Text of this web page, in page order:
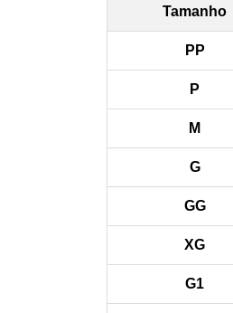
Tamanho
PP
P
M
G
GG
XG
G1